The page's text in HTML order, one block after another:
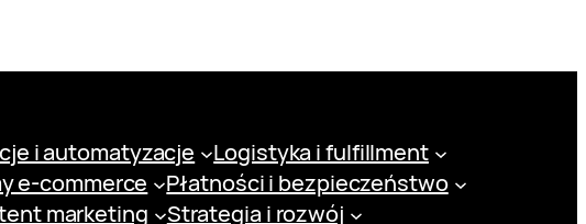
i automatyzacje
Logistyka i fulfillment
e-commerce
Płatności i bezpieczeństwo
marketing
Strategia i rozwój